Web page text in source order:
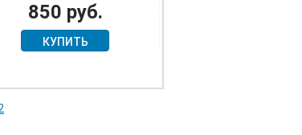
850 руб.
КУПИТЬ